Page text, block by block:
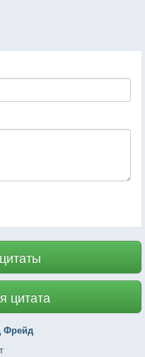
цитата
Фрейд